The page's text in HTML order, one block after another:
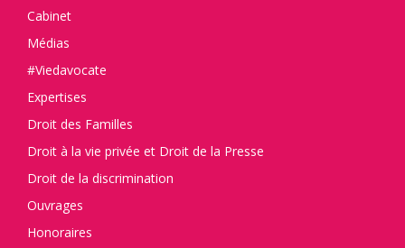
Cabinet
Médias
#Viedavocate
Expertises
Droit des Familles
Droit à la vie privée et Droit de la Presse
Droit de la discrimination
Ouvrages
Honoraires